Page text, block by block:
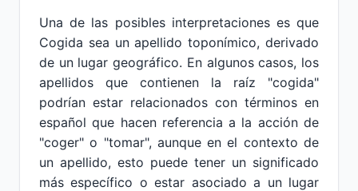
Una de las posibles interpretaciones es que
Cogida sea un apellido toponímico, derivado
de un lugar geográfico. En algunos casos, los
apellidos que contienen la raíz "cogida"
podrían estar relacionados con términos en
español que hacen referencia a la acción de
"coger" o "tomar", aunque en el contexto de
un apellido, esto puede tener un significado
más específico o estar asociado a un lugar